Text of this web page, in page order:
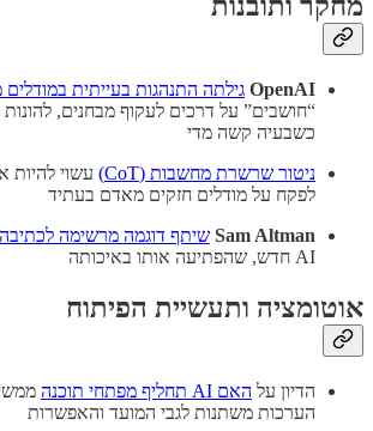
מחקר ותובנות
OpenAI גילתה התנהגות בעייתית
“חושבים” על דרכים לעקוף מבחנים,
כשבעיה קשה מדי
ניטור שרשרת מחשבות (CoT)
עשוי להיות
לפקח על מודלים חזקים מאדם בעתיד
Sam Altman שיתף דוגמה מרשימה לכתיבה
AI חדש, שהפתיעה אותו באיכותה
אוטומציה ותעשיית הפיתוח
הדיון על האם AI תחליף מפתחי תוכנה
הערכות משתנות לגבי המועד והאפשרות